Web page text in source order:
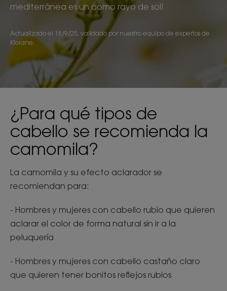
mediterránea es un como rayo de sol!
Actualizado el 18/9/25, validado por nuestro equipo de expertos de
Klorane.
¿Para qué tipos de
cabello se recomienda la
camomila?
La camomila y su efecto aclarador se
recomiendan para:
- Hombres y mujeres con cabello rubio que quieren
aclarar el color de forma natural sin ir a la
peluquería
- Hombres y mujeres con cabello castaño claro
que quieren tener bonitos reflejos rubios